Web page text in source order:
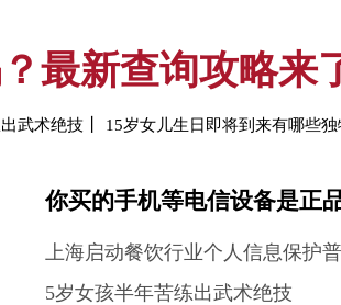
最新查询攻略来
武术绝技 15岁女儿生日即将到来有哪些
你买的手机等电信设备是正
5岁女孩半年苦练出武术绝技